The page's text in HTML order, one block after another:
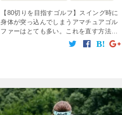
【80切りを目指すゴルフ】スイング時に
身体が突っ込んでしまうアマチュアゴル
ファーはとても多い。これを直す方法は
色々とあるが、ボールの位置を変えるこ
とによって強引にツッコミ癖を直す方法